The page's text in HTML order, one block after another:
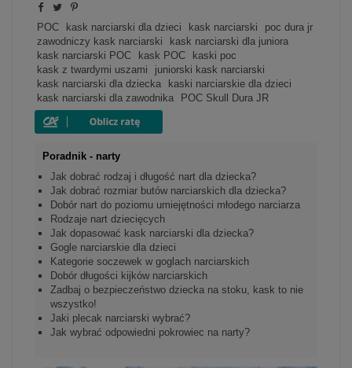
POC kask narciarski dla dzieci kask narciarski
poc dura jr
zawodniczy kask narciarski
kask narciarski dla juniora
kask narciarski POC
kask POC
kaski poc
kask z twardymi uszami
juniorski kask narciarski
kask narciarski dla dziecka
kaski narciarskie dla dzieci
kask narciarski dla zawodnika
POC Skull Dura JR
Poradnik - narty
Jak dobrać rodzaj i długość nart dla dziecka?
Jak dobrać rozmiar butów narciarskich dla dziecka?
Dobór nart do poziomu umiejętności młodego narciarza
Rodzaje nart dziecięcych
Jak dopasować kask narciarski dla dziecka?
Gogle narciarskie dla dzieci
Kategorie soczewek w goglach narciarskich
Dobór długości kijków narciarskich
Zadbaj o bezpieczeństwo dziecka na stoku, kask to nie
wszystko!
Jaki plecak narciarski wybrać?
Jak wybrać odpowiedni pokrowiec na narty?